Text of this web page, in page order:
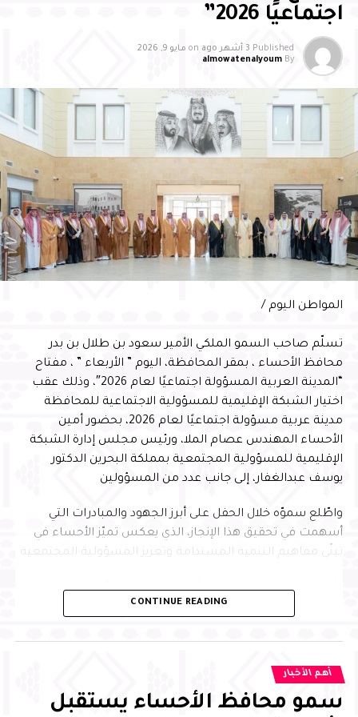
الخدمات المقدمة، انسجامًا مع مستهدفات رؤية المملكة
وعبَّر مدير مطار الأحساء الدولي عن الشكر والتقدير إلى سمو
محافظ الأحساء على هذا التكريم والدعم المستمر، مؤكدًا أن
هذا التقدير يمثل دافعًا كبيرًا لمواصلة العمل وبذل المزيد من
الجهود لخدمة المسافرين والارتقاء بمستوى الخدمات في
اجتماعيًا 2026”
Published 3 أشهر ago on مايو 9, 2026
By
almowatenalyoum
المواطن اليوم /
تسلّم صاحب السمو الملكي الأمير سعود بن طلال بن بدر
محافظ الأحساء ، بمقر المحافظة، اليوم ” الأربعاء ” ، مفتاح
“المدينة العربية المسؤولة اجتماعيًا لعام 2026″، وذلك عقب
اختيار الشبكة الإقليمية للمسؤولية الاجتماعية للمحافظة
مدينة عربية مسؤولة اجتماعيًا لعام 2026، بحضور أمين
الأحساء المهندس عصام الملا، ورئيس مجلس إدارة الشبكة
الإقليمية للمسؤولية المجتمعية بمملكة البحرين الدكتور
يوسف عبدالغفار، إلى جانب عدد من المسؤولين
واطّلع سموّه خلال الحفل على أبرز الجهود والمبادرات التي
أسهمت في تحقيق هذا الإنجاز، الذي يعكس تميّز الأحساء في
وأكد سمو محافظ الأحساء أن هذا الاختيار يجسّد ما تحظى به
المحافظة من تقدير إقليمي نظير جهودها في تطبيق معايير
تنمويًا مستدامًا، مشيرًا إلى أن ذلك يعكس الدور الريادي
للأحساء في تعزيز جودة الحياة وبناء الشراكات الإستراتيجية، بما
والاهتمام الذي توليه القيادة الرشيدة –حفظها الله–، ويعزّز
CONTINUE READING
أهم الأخبار
سمو محافظ الأحساء يستقبل